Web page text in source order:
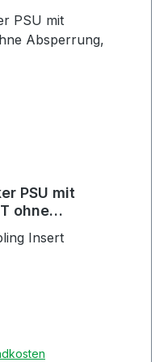
PSU mit
ohne
Insert